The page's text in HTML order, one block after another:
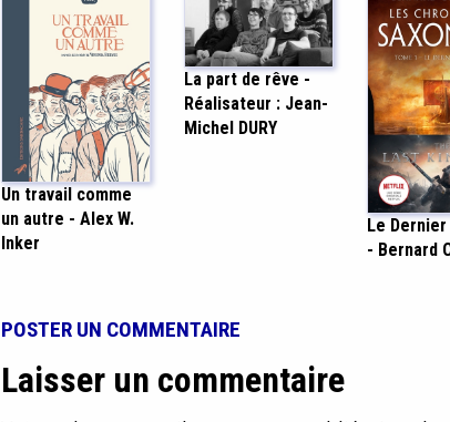
Un travail comme
un autre - Alex W.
Inker
La part de rêve -
Réalisateur : Jean-
Michel DURY
Le
- Bernard
POSTER UN COMMENTAIRE
Laisser un commentaire